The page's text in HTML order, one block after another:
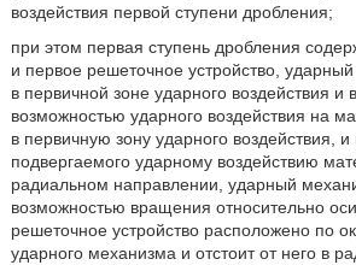
воздействия первой ступени дробления;
при этом первая ступень дробления
и первое решеточное устройство,
в первичной зоне ударного воздействия и
возможностью ударного воздействия на
в первичную зону ударного воздействия,
подвергаемого ударному воздействию
радиальном направлении, ударный
возможностью вращения относительно
решеточное устройство расположено по
ударного механизма и отстоит от него в